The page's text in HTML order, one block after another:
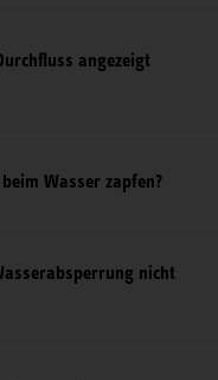
angezeigt
Wasser zapfen?
nicht